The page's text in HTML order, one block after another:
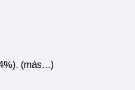
(más…)